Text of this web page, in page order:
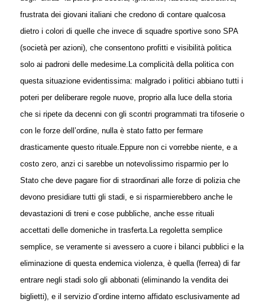
frustrata dei giovani italiani che credono di contare qualcosa
dietro i colori di quelle che invece di squadre sportive sono SPA
(società per azioni), che consentono profitti e visibilità politica
solo ai padroni delle medesime. La complicità della politica con
questa situazione evidentissima: malgrado i politici abbiano tutti i
poteri per deliberare regole nuove, proprio alla luce della storia
che si ripete da decenni con gli scontri programmati tra tifoserie o
con le forze dell’ordine, nulla è stato fatto per fermare
drasticamente questo rituale. Eppure non ci vorrebbe niente, e a
costo zero, anzi ci sarebbe un notevolissimo risparmio per lo
Stato che deve pagare fior di straordinari alle forze di polizia che
devono presidiare tutti gli stadi, e si risparmierebbero anche le
devastazioni di treni e cose pubbliche, anche esse rituali
accettati delle domeniche in trasferta. La regoletta semplice
semplice, se veramente si avessero a cuore i bilanci pubblici e la
eliminazione di questa endemica violenza, è quella (ferrea) di far
entrare negli stadi solo gli abbonati (eliminando la vendita dei
biglietti), e il servizio d’ordine interno affidato esclusivamente ad